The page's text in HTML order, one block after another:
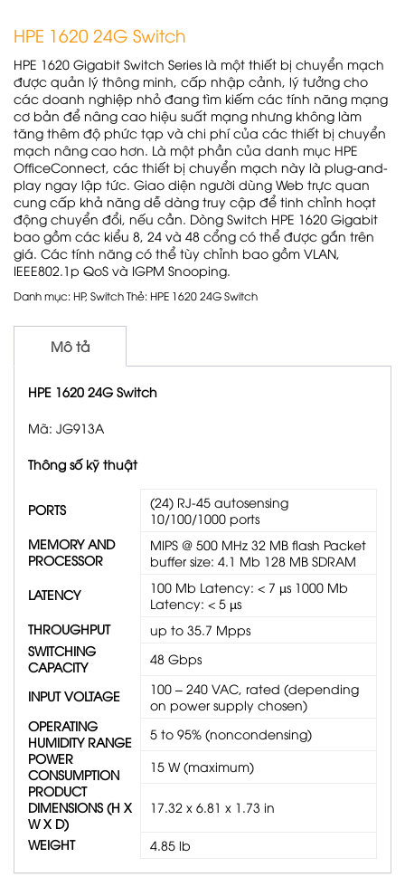
HPE 1620 24G Switch
HPE 1620 Gigabit Switch Series là một thiết bị chuyển mạch
được quản lý thông minh, cấp nhập cảnh, lý tưởng cho
các doanh nghiệp nhỏ đang tìm kiếm các tính năng mạng
cơ bản để nâng cao hiệu suất mạng nhưng không làm
tăng thêm độ phức tạp và chi phí của các thiết bị chuyển
mạch nâng cao hơn. Là một phần của danh mục HPE
OfficeConnect, các thiết bị chuyển mạch này là plug-and-
play ngay lập tức. Giao diện người dùng Web trực quan
cung cấp khả năng dễ dàng truy cập để tinh chỉnh hoạt
động chuyển đổi, nếu cần. Dòng Switch HPE 1620 Gigabit
bao gồm các kiểu 8, 24 và 48 cổng có thể được gắn trên
giá. Các tính năng có thể tùy chỉnh bao gồm VLAN,
IEEE802.1p QoS và IGPM Snooping.
Danh mục:HP, SwitchThẻ:HPE 1620 24G Switch
Mô tả
HPE 1620 24G Switch
Mã: JG913A
Thông số kỹ thuật
PORTS
(24) RJ-45 autosensing
10/100/1000 ports
MEMORY AND
PROCESSOR
MIPS @ 500 MHz 32 MB flash Packet
buffer size: 4.1 Mb 128 MB SDRAM
LATENCY
100 Mb Latency: < 7 µs 1000 Mb
Latency: < 5 µs
THROUGHPUT
up to 35.7 Mpps
SWITCHING
CAPACITY
48 Gbps
INPUT VOLTAGE
100 – 240 VAC, rated (depending
on power supply chosen)
OPERATING
HUMIDITY RANGE
5 to 95% (noncondensing)
POWER
CONSUMPTION
15 W (maximum)
PRODUCT
DIMENSIONS (H X
W X D)
17.32 x 6.81 x 1.73 in
WEIGHT 4.85 lb